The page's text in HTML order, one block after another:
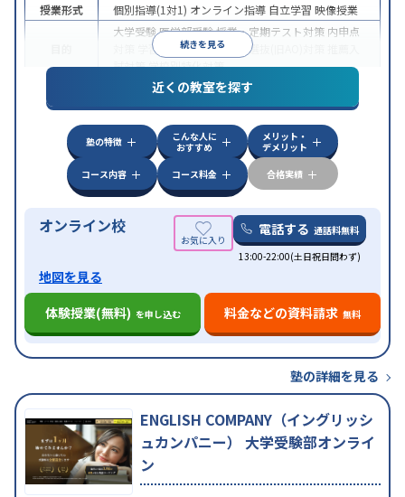
続きを見る
授業形式
個別指導(1対1) オンライン指導 自立学習 映像授業
大学受験医学部受験授業・定期テスト対策 内申点
学習習慣の定着 総合型選抜(旧AO)対策
試対策学校別特化対策
特徴
中高一貫校生に対応授業の振替可能
学習にPC・タブレットを利用オンライン対応1
科目から受講可能
近くの教室を探す
塾の特徴
こんな人に
おすすめ
メリット・
デメリット
コース内容
コース料金 合格実績
オンライン校 電話する 通話料無料
13:00-22:00(土日祝日問わず)
地図を見る
体験授業(無料) を申し込む 料金などの資料請求 無料
塾の詳細を見る
ENGLISH COMPANY（イングリッシ
ュカンパニー） 大学受験部オンライ
ン